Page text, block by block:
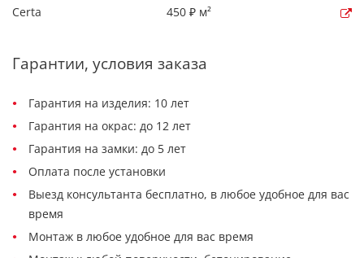
Certa
450 ₽ м²
Гарантии, условия заказа
Гарантия на изделия: 10 лет
Гарантия на окрас: до 12 лет
Гарантия на замки: до 5 лет
Оплата после установки
Выезд консультанта бесплатно, в любое удобное для вас
время
Монтаж в любое удобное для вас время